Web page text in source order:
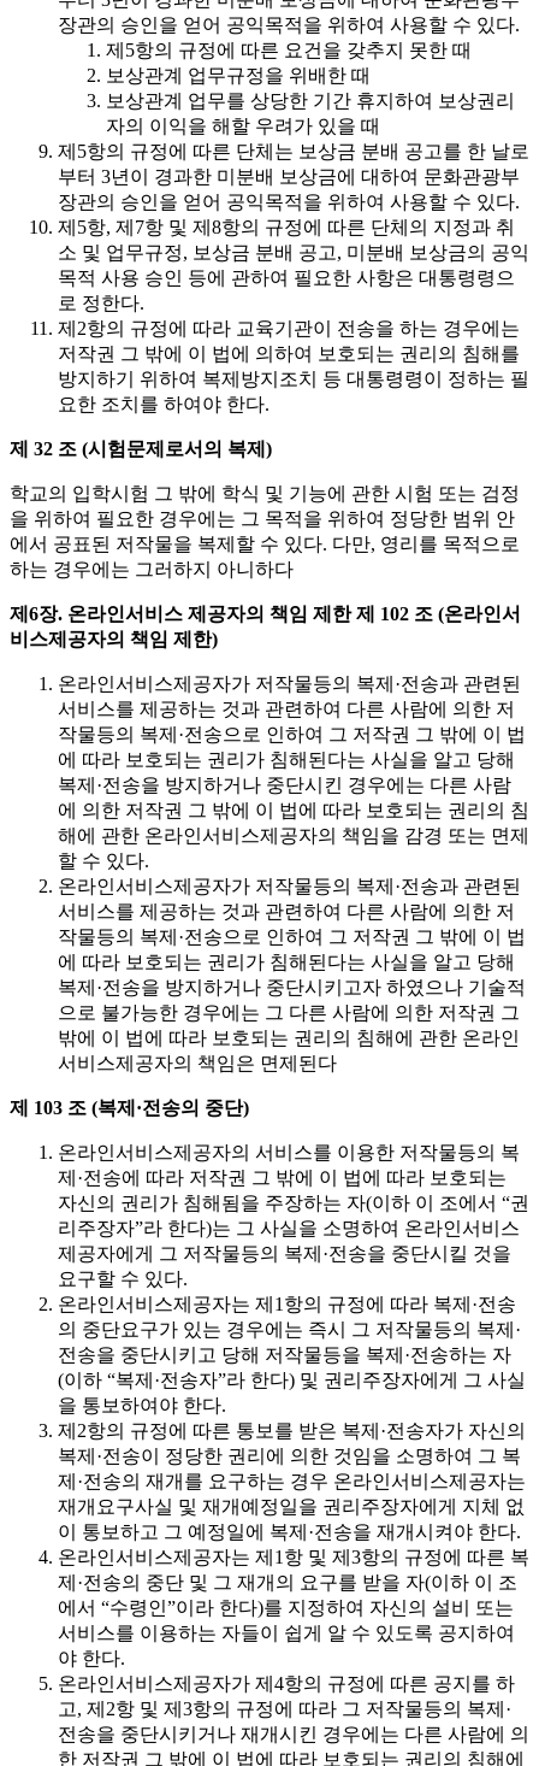
장관의 승인을 얻어 공익목적을 위하여 사용할 수 있다.
제5항의 규정에 따른 요건을 갖추지 못한 때
보상관계 업무규정을 위배한 때
보상관계 업무를 상당한 기간 휴지하여 보상권리
자의 이익을 해할 우려가 있을 때
제5항의 규정에 따른 단체는 보상금 분배 공고를 한 날로
부터 3년이 경과한 미분배 보상금에 대하여 문화관광부
장관의 승인을 얻어 공익목적을 위하여 사용할 수 있다.
제5항, 제7항 및 제8항의 규정에 따른 단체의 지정과 취
소 및 업무규정, 보상금 분배 공고, 미분배 보상금의 공익
목적 사용 승인 등에 관하여 필요한 사항은 대통령령으
로 정한다.
제2항의 규정에 따라 교육기관이 전송을 하는 경우에는
저작권 그 밖에 이 법에 의하여 보호되는 권리의 침해를
방지하기 위하여 복제방지조치 등 대통령령이 정하는 필
요한 조치를 하여야 한다.
제 32 조 (시험문제로서의 복제)
학교의 입학시험 그 밖에 학식 및 기능에 관한 시험 또는 검정
을 위하여 필요한 경우에는 그 목적을 위하여 정당한 범위 안
에서 공표된 저작물을 복제할 수 있다. 다만, 영리를 목적으로
하는 경우에는 그러하지 아니하다
제6장. 온라인서비스 제공자의 책임 제한 제 102 조 (온라인서
비스제공자의 책임 제한)
온라인서비스제공자가 저작물등의 복제·전송과 관련된
서비스를 제공하는 것과 관련하여 다른 사람에 의한 저
작물등의 복제·전송으로 인하여 그 저작권 그 밖에 이 법
에 따라 보호되는 권리가 침해된다는 사실을 알고 당해
복제·전송을 방지하거나 중단시킨 경우에는 다른 사람
에 의한 저작권 그 밖에 이 법에 따라 보호되는 권리의 침
해에 관한 온라인서비스제공자의 책임을 감경 또는 면제
할 수 있다.
온라인서비스제공자가 저작물등의 복제·전송과 관련된
서비스를 제공하는 것과 관련하여 다른 사람에 의한 저
작물등의 복제·전송으로 인하여 그 저작권 그 밖에 이 법
에 따라 보호되는 권리가 침해된다는 사실을 알고 당해
복제·전송을 방지하거나 중단시키고자 하였으나 기술적
으로 불가능한 경우에는 그 다른 사람에 의한 저작권 그
밖에 이 법에 따라 보호되는 권리의 침해에 관한 온라인
서비스제공자의 책임은 면제된다
제 103 조 (복제·전송의 중단)
온라인서비스제공자의 서비스를 이용한 저작물등의 복
제·전송에 따라 저작권 그 밖에 이 법에 따라 보호되는
자신의 권리가 침해됨을 주장하는 자(이하 이 조에서 “권
리주장자”라 한다)는 그 사실을 소명하여 온라인서비스
제공자에게 그 저작물등의 복제·전송을 중단시킬 것을
요구할 수 있다.
온라인서비스제공자는 제1항의 규정에 따라 복제·전송
의 중단요구가 있는 경우에는 즉시 그 저작물등의 복제·
전송을 중단시키고 당해 저작물등을 복제·전송하는 자
(이하 “복제·전송자”라 한다) 및 권리주장자에게 그 사실
을 통보하여야 한다.
제2항의 규정에 따른 통보를 받은 복제·전송자가 자신의
복제·전송이 정당한 권리에 의한 것임을 소명하여 그 복
제·전송의 재개를 요구하는 경우 온라인서비스제공자는
재개요구사실 및 재개예정일을 권리주장자에게 지체 없
이 통보하고 그 예정일에 복제·전송을 재개시켜야 한다.
온라인서비스제공자는 제1항 및 제3항의 규정에 따른 복
제·전송의 중단 및 그 재개의 요구를 받을 자(이하 이 조
에서 “수령인”이라 한다)를 지정하여 자신의 설비 또는
서비스를 이용하는 자들이 쉽게 알 수 있도록 공지하여
야 한다.
온라인서비스제공자가 제4항의 규정에 따른 공지를 하
고, 제2항 및 제3항의 규정에 따라 그 저작물등의 복제·
전송을 중단시키거나 재개시킨 경우에는 다른 사람에 의
한 저작권 그 밖에 이 법에 따라 보호되는 권리의 침해에